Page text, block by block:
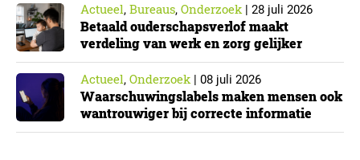
Actueel, Bureaus, Onderzoek| 28 juli 2026
Betaald ouderschapsverlof maakt
verdeling van werk en zorg gelijker
Actueel, Onderzoek| 08 juli 2026
Waarschuwingslabels maken mensen ook
wantrouwiger bij correcte informatie